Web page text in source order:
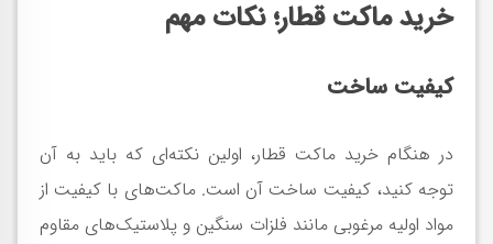
خرید ماکت قطار؛ نکات مهم
کیفیت ساخت
در هنگام خرید ماکت قطار، اولین نکته‌ای که باید به آن
توجه کنید، کیفیت ساخت آن است. ماکت‌های با کیفیت از
مواد اولیه مرغوبی مانند فلزات سنگین و پلاستیک‌های مقاوم